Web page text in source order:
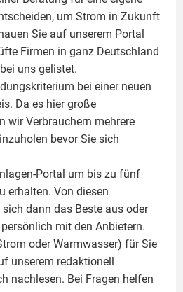
um Strom in Zukunft
Sie auf unserem Portal
Firmen in ganz Deutschland
uns gelistet.
bei einer neuen
Da es hier große
wir Verbrauchern mehrere
bevor Sie sich
Portal um bis zu fünf
erhalten. Von diesen
dann das Beste aus oder
mit den Anbietern.
oder Warmwasser) für Sie
unserem redaktionell
nachlesen. Bei Fragen helfen